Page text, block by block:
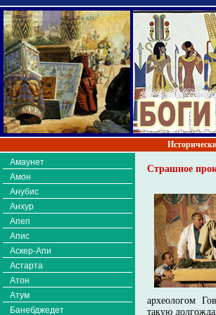
Амаунет
Амон
Анубис
Анхур
Апеп
Апис
Аскер-Апи
Астарта
Атон
Атум
Банебджедет
Страшное
археологом
такую